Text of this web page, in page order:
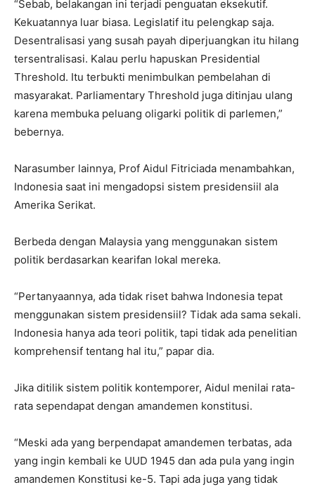
“Sebab, belakangan ini terjadi penguatan eksekutif.
Kekuatannya luar biasa. Legislatif itu pelengkap saja.
Desentralisasi yang susah payah diperjuangkan itu hilang
tersentralisasi. Kalau perlu hapuskan Presidential
Threshold. Itu terbukti menimbulkan pembelahan di
masyarakat. Parliamentary Threshold juga ditinjau ulang
karena membuka peluang oligarki politik di parlemen,”
bebernya.
Narasumber lainnya, Prof Aidul Fitriciada menambahkan,
Indonesia saat ini mengadopsi sistem presidensiil ala
Amerika Serikat.
Berbeda dengan Malaysia yang menggunakan sistem
politik berdasarkan kearifan lokal mereka.
“Pertanyaannya, ada tidak riset bahwa Indonesia tepat
menggunakan sistem presidensiil? Tidak ada sama sekali.
Indonesia hanya ada teori politik, tapi tidak ada penelitian
komprehensif tentang hal itu,” papar dia.
Jika ditilik sistem politik kontemporer, Aidul menilai rata-
rata sependapat dengan amandemen konstitusi.
“Meski ada yang berpendapat amandemen terbatas, ada
yang ingin kembali ke UUD 1945 dan ada pula yang ingin
amandemen Konstitusi ke-5. Tapi ada juga yang tidak